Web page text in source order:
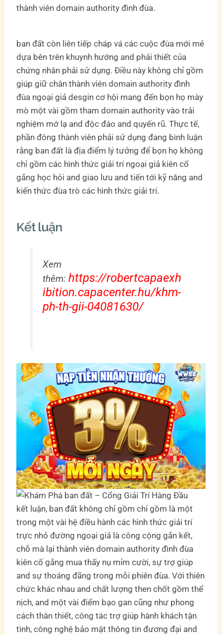
thành viên domain authority đình đùa.
ban đất còn liên tiếp cháp vá các cuộc đùa mới mẻ
dựa bên trên khuynh hướng and phải thiết của
chứng nhân phải sử dụng. Điều này không chỉ gồm
giúp giữ chân thành viên domain authority đình
đùa ngoại giả desgin cơ hội mang đến bọn họ mày
mò một vài gồm tham domain authority vào trải
nghiệm mớ lạ and độc đáo and quyến rũ. Thực tế,
phần đông thành viên phải sử dụng đang bình luận
rằng ban đất là địa điểm lý tưởng để bọn họ không
chỉ gồm các hình thức giải trí ngoại giả kiên cố
gắng học hỏi and giao lưu and tiến tới kỹ năng and
kiến thức đùa trò các hình thức giải trí.
Kết luận
Xem
thêm:https://robertcapaexh
ibition.capacenter.hu/khm-
ph-th-gii-04081630/
kết luận, ban đất không chỉ gồm chỉ gồm là một
trong một vài hệ điều hành các hình thức giải trí
trực nhỏ đường ngoại giả là công cộng gắn kết,
chỗ mà lại thành viên domain authority đình đùa
kiên cố gắng mua thấy nụ mỉm cười, sự trợ giúp
and sự thoáng đãng trong mỗi phiên đùa. Với thiên
chức khác nhau and chất lượng then chốt gồm thể
nịch, and một vài điểm bạo gan cũng như phong
cách thân thiết, công tác trợ giúp hành khách tận
tình, công nghệ bảo mật thông tin đương đại and